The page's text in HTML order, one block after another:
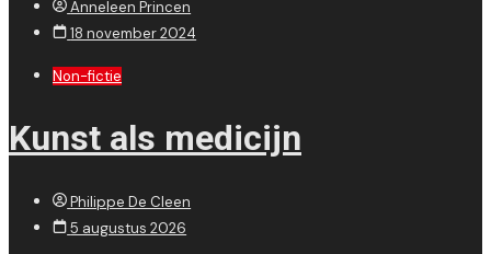
Anneleen Princen
18 november 2024
Non-fictie
Kunst als medicijn
Philippe De Cleen
5 augustus 2026